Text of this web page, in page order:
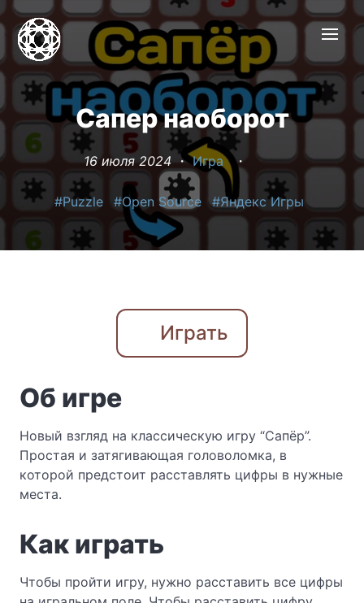
Сапер наоборот
16 июля 2024・ Игра ・
#Puzzle #Open Source #Яндекс Игры
Играть
Об игре
Новый взгляд на классическую игру “Сапёр”.
Простая и затягивающая головоломка, в
которой предстоит расставлять цифры в нужные
места.
Как играть
Чтобы пройти игру, нужно расставить все цифры